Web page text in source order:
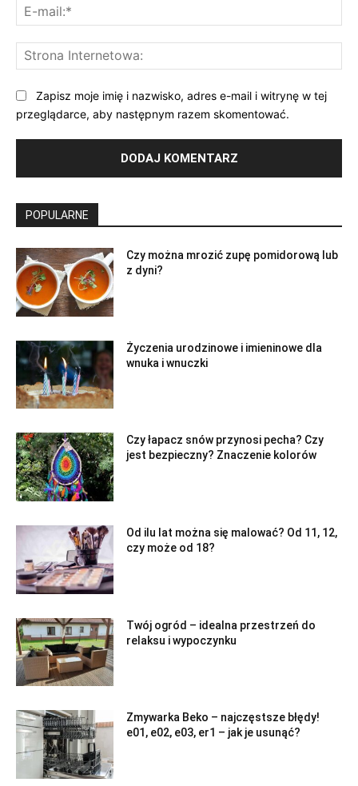
Zapisz moje imię i nazwisko, adres e-mail i witrynę w tej
przeglądarce, aby następnym razem skomentować.
POPULARNE
Czy można mrozić zupę pomidorową lub
z dyni?
Życzenia urodzinowe i imieninowe dla
wnuka i wnuczki
Czy łapacz snów przynosi pecha? Czy
jest bezpieczny? Znaczenie kolorów
Od ilu lat można się malować? Od 11, 12,
czy może od 18?
Twój ogród – idealna przestrzeń do
relaksu i wypoczynku
Zmywarka Beko – najczęstsze błędy!
e01, e02, e03, er1 – jak je usunąć?